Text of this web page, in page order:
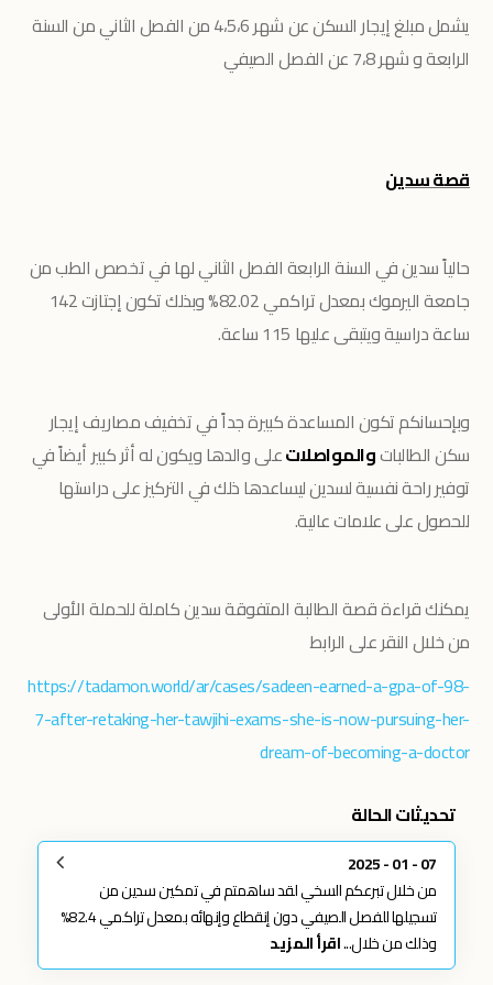
يشمل مبلغ إيجار السكن عن شهر 4،5،6 من الفصل الثاني من السنة
الرابعة و شهر 7،8 عن الفصل الصيفي
قصة سدين
حالياً سدين في السنة الرابعة الفصل الثاني لها في تخصص الطب من
جامعة اليرموك بمعدل تراكمي 82.02% وبذلك تكون إجتازت 142
ساعة دراسية ويتبقى عليها 115 ساعة.
وبإحسانكم تكون المساعدة كبيرة جداً في تخفيف مصاريف إيجار
سكن الطالباتوالمواصلاتعلى والدها ويكون له أثر كبير أيضاً في
توفير راحة نفسية لسدين ليساعدها ذلك في التركيز على دراستها
للحصول على علامات عالية.
يمكنك قراءة قصة الطالبة المتفوقة سدين كاملة للحملة الأولى
من خلال النقر على الرابط
https://tadamon.world/ar/cases/sadeen-earned-a-gpa-of-98-
7-after-retaking-her-tawjihi-exams-she-is-now-pursuing-her-
dream-of-becoming-a-doctor
تحديثات الحالة
07 - 01 - 2025
من خلال تبرعكم السخي لقد ساهمتم في تمكين سدين من
تسجيلها للفصل الصيفي دون إنقطاع وإنهائه بمعدل تراكمي 82.4%
وذلك من خلال...اقرأ المزيد